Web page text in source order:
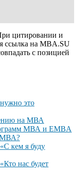
цитировании и
ссылка на MBA.SU
с позицией
это
на МВА
МВА и EMBA
МВА?
кем я буду
нас будет